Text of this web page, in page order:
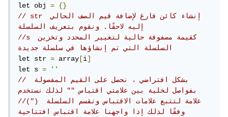
let obj =
{}
// str إنشاء كائن فارغ لإضافة قيم الصف الحالي
إليه لاحقًا. ونقوم بتعريف السلسلة
//s كقيمة مصفوفة حالية لتغيير المحدد وتخزين
let str = array [i]
let s =
''
// بشكل افتراضي ، نحصل على القيم المفصولة
بفواصل لخلية بين علامتي اقتباس "" لذلك نستخدم
//(") علامة لتتبع علامات الاقتباس ونقسم السلسلة
وفقًا لذلك إذا واجهنا علامة اقتباس افتتاحية